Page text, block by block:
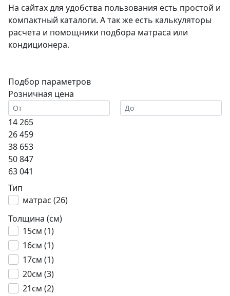
На сайтах для удобства пользования есть простой и
компактный каталоги. А так же есть калькуляторы
расчета и помощники подбора матраса или
кондиционера.
Подбор параметров
Розничная цена
14 265
26 459
38 653
50 847
63 041
Тип
матрас (26)
Толщина (см)
15см (1)
16см (1)
17см (1)
20см (3)
21см (2)